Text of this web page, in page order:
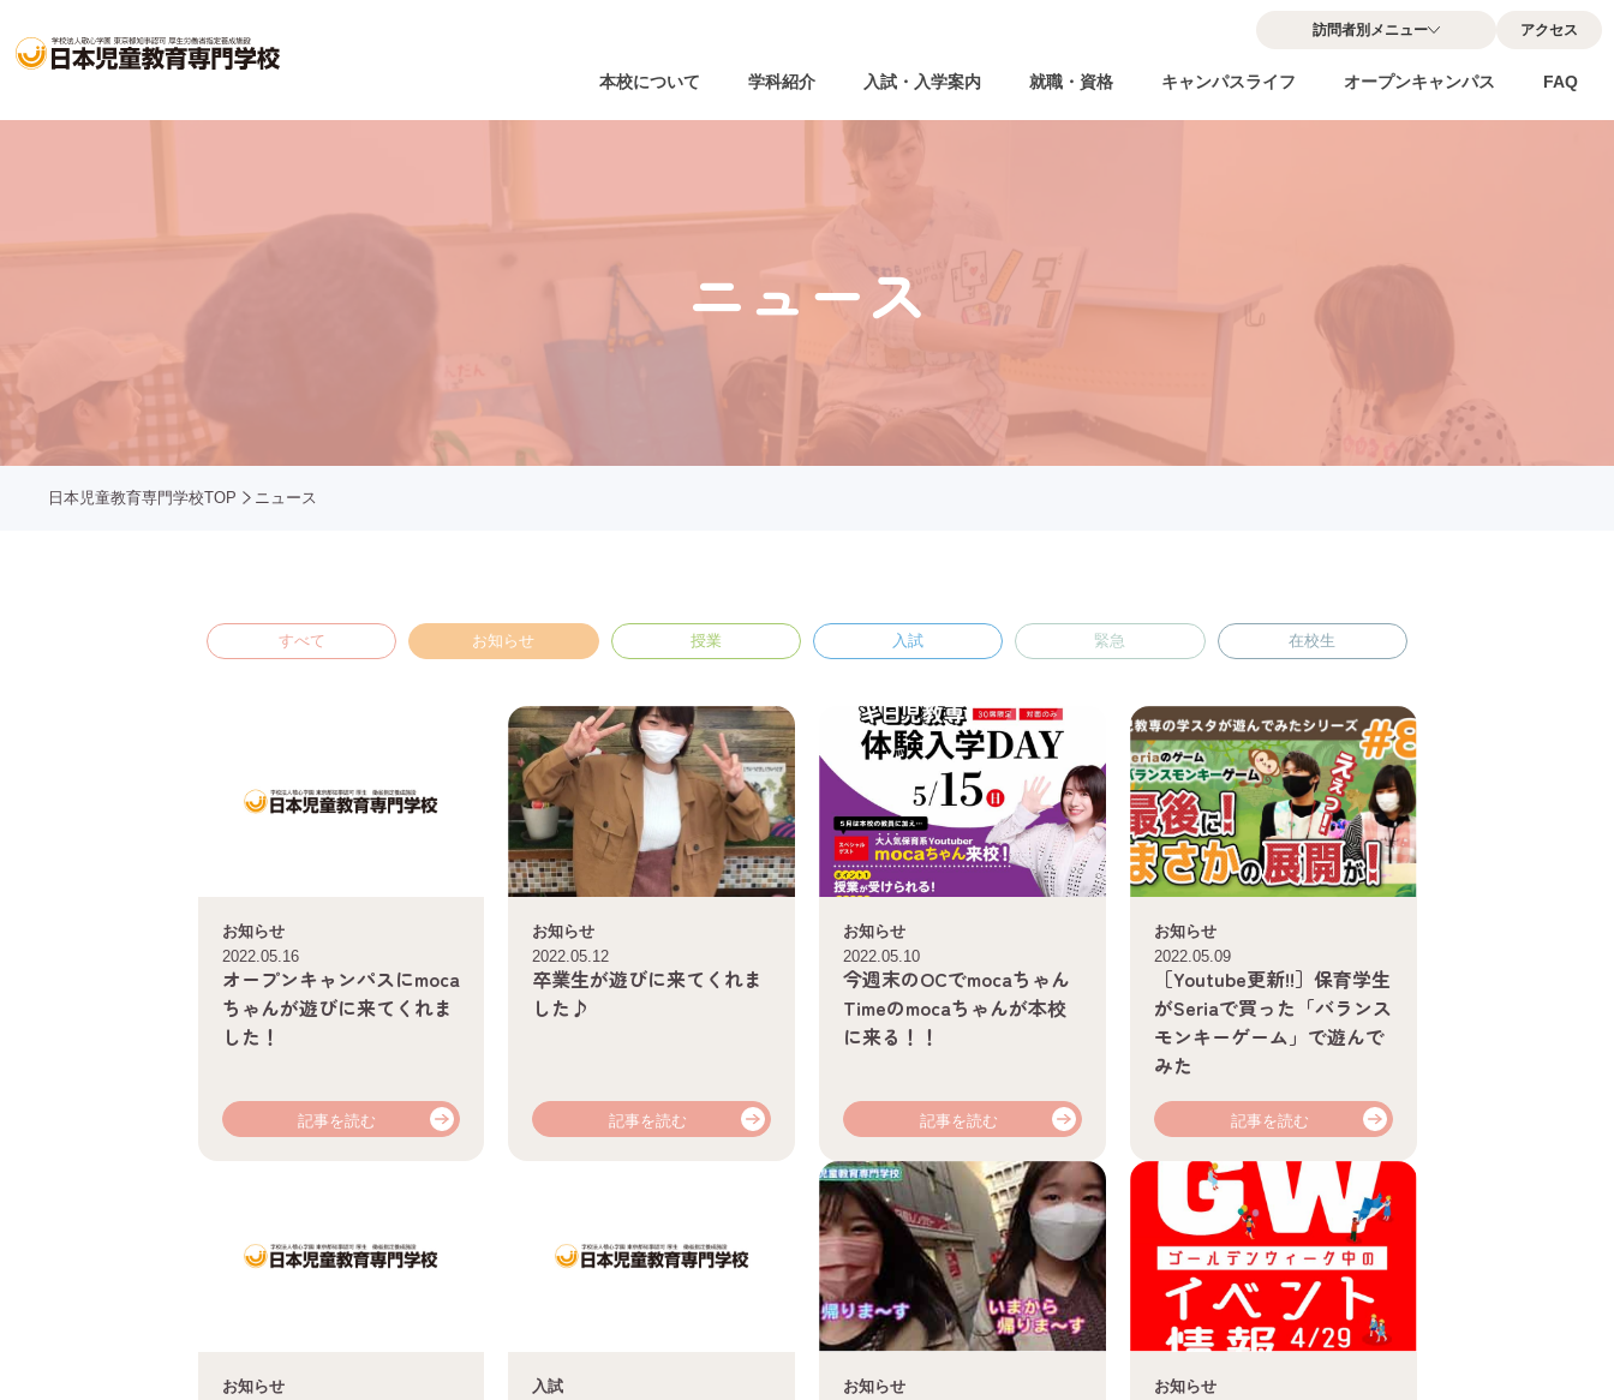
本校について 学科紹介 入試・入学案内 就職・資格 キャンパスライフ オープンキャンパス FAQ
訪問者別メニュー アクセス
ニュース
日本児童教育専門学校TOP ニュース
すべて お知らせ 授業 入試 緊急 在校生
お知らせ
2022.05.16
オープンキャンパスにmoca
ちゃんが遊びに来てくれま
した！
記事を読む
お知らせ
2022.05.12
卒業生が遊びに来てくれま
した♪
記事を読む
お知らせ
2022.05.10
今週末のOCでmocaちゃん
Timeのmocaちゃんが本校
に来る！！
記事を読む
お知らせ
2022.05.09
［Youtube更新!!］保育学生
がSeriaで買った「バランス
モンキーゲーム」で遊んで
みた
記事を読む
お知らせ
入試
お知らせ
お知らせ